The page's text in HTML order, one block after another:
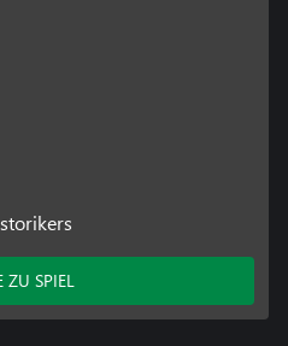
ZU SPIEL